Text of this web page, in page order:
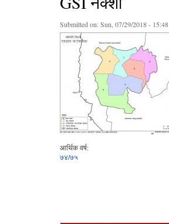
Submitted on:Sun, 07/29/2018 - 15:48
आर्थिक वर्ष:
७४/७५